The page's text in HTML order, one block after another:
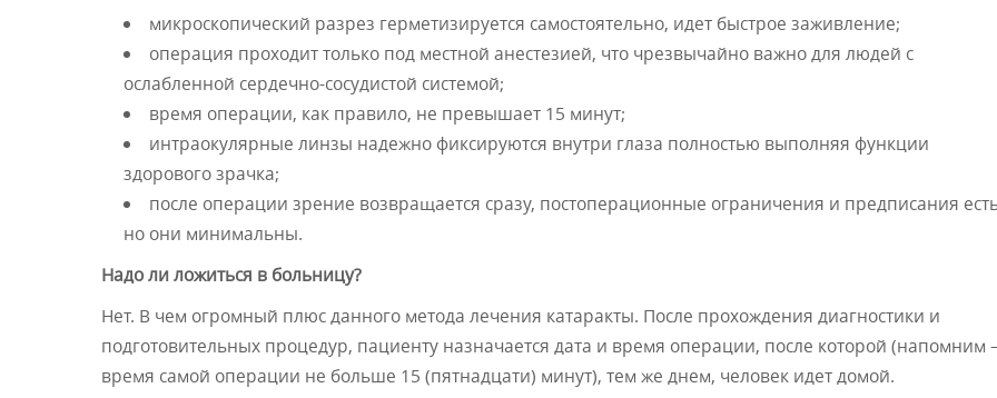
микроскопический разрез герметизируется самостоятельно, идет быстрое заживление;
операция проходит только под местной анестезией, что чрезвычайно важно для людей с
ослабленной сердечно-сосудистой системой;
время операции, как правило, не превышает 15 минут;
интраокулярные линзы надежно фиксируются внутри глаза полностью выполняя функции
здорового зрачка;
после операции зрение возвращается сразу, постоперационные ограничения и предписания
но они минимальны.
Надо ли ложиться в больницу?
Нет. В чем огромный плюс данного метода лечения катаракты. После прохождения диагностики и
подготовительных процедур, пациенту назначается дата и время операции, после которой
время самой операции не больше 15 (пятнадцати) минут), тем же днем, человек идет домой.